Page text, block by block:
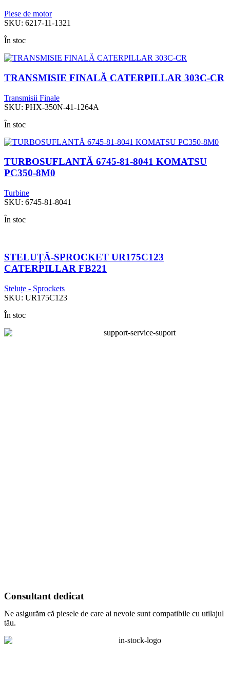
Piese de motor
SKU: 6217-11-1321
În stoc
TRANSMISIE FINALĂ CATERPILLAR 303C-CR
Transmisii Finale
SKU: PHX-350N-41-1264A
În stoc
TURBOSUFLANTĂ 6745-81-8041 KOMATSU
PC350-8M0
Turbine
SKU: 6745-81-8041
În stoc
STELUȚĂ-SPROCKET UR175C123
CATERPILLAR FB221
Steluțe - Sprockets
SKU: UR175C123
În stoc
Consultant dedicat
Ne asigurăm că piesele de care ai nevoie sunt compatibile cu utilajul
tău.